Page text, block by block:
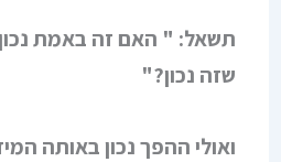
תשאל: " האם זה באמת
שזה נכון?"
ואולי ההפך נכון באותה